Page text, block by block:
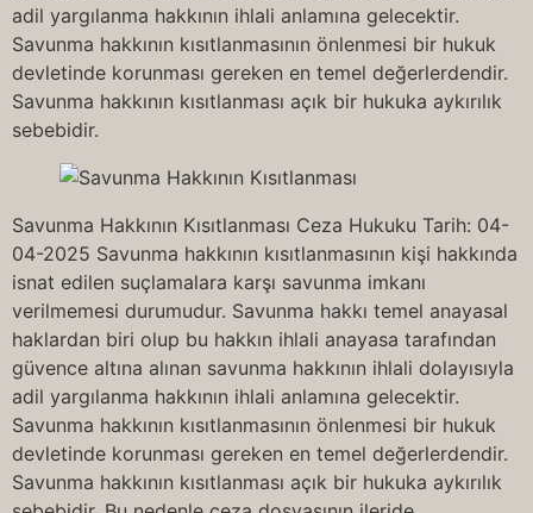
adil yargılanma hakkının ihlali anlamına gelecektir.
Savunma hakkının kısıtlanmasının önlenmesi bir hukuk
devletinde korunması gereken en temel değerlerdendir.
Savunma hakkının kısıtlanması açık bir hukuka aykırılık
sebebidir.
Savunma Hakkının Kısıtlanması Ceza Hukuku Tarih: 04-
04-2025 Savunma hakkının kısıtlanmasının kişi hakkında
isnat edilen suçlamalara karşı savunma imkanı
verilmemesi durumudur. Savunma hakkı temel anayasal
haklardan biri olup bu hakkın ihlali anayasa tarafından
güvence altına alınan savunma hakkının ihlali dolayısıyla
adil yargılanma hakkının ihlali anlamına gelecektir.
Savunma hakkının kısıtlanmasının önlenmesi bir hukuk
devletinde korunması gereken en temel değerlerdendir.
Savunma hakkının kısıtlanması açık bir hukuka aykırılık